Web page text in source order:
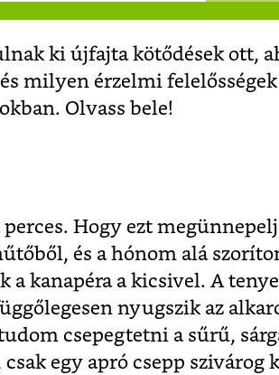
ki újfajta kötődések ott,
milyen érzelmi felelősségek
Olvass bele!
Hogy ezt
és a hónom alá
kanapéra a kicsivel. A
nyugszik az
csepegtetni a sűrű,
egy apró csepp szivárog